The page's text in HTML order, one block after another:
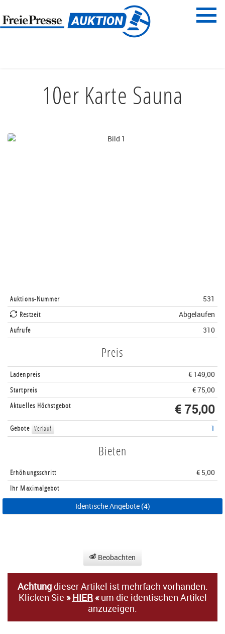
Menü
10er Karte Sauna
Auktions-Nummer
531
Restzeit
Abgelaufen
Aufrufe
310
Preis
Ladenpreis
€ 149,00
Startpreis
€ 75,00
Aktuelles Höchstgebot
€ 75,00
Gebote Verlauf 1
Bieten
Erhöhungsschritt
€ 5,00
Ihr Maximalgebot
Identische Angebote (4)
Beobachten
Achtungdieser Artikel ist mehrfach vorhanden.
Klicken Sie »HIER«um die identischen Artikel
anzuzeigen.